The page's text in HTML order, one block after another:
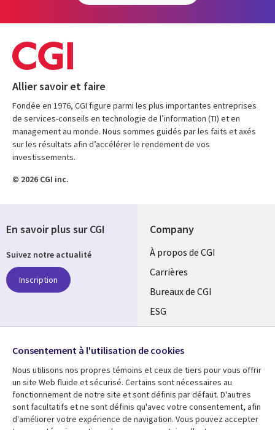
Allier savoir et faire
Fondée en 1976, CGI figure parmi les plus importantes entreprises
de services-conseils en technologie de l’information (TI) et en
management au monde. Nous sommes guidés par les faits et axés
sur les résultats afin d’accélérer le rendement de vos
investissements.
© 2026 CGI inc.
Company
Useful
links
CANADA
FR
À propos de CGI
Carrières
Bureaux de CGI
ESG
Alliances
Ressources Support
En savoir plus sur CGI
Suivez notre actualité
Inscription
Media
CANADA
Consentement à l'utilisation de cookies
Nous utilisons nos propres témoins et ceux de tiers pour vous offrir
un site Web fluide et sécurisé. Certains sont nécessaires au
fonctionnement de notre site et sont définis par défaut. D'autres
sont facultatifs et ne sont définis qu'avec votre consentement, afin
d'améliorer votre expérience de navigation. Vous pouvez accepter